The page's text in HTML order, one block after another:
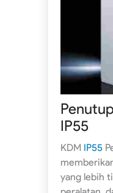
IP55
KDM IP55
yang lebih